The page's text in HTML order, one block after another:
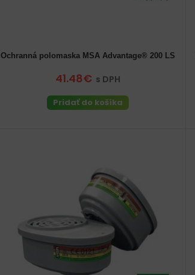
Ochranná polomaska MSA Advantage® 200 LS
41.48€ s DPH
Pridať do košíka